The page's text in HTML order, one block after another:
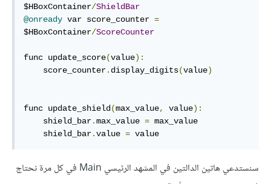
$HBoxContainer/ShieldBar
@onready var score_counter =
$HBoxContainer/ScoreCounter
func update_score(value):
    score_counter
. display_digits(value)
func update_shield(max_value, value):
    shield_bar
.max_value = max_value
    shield_bar
.value = value
سنستدعي هاتين الدالتين في المشهد الرئيسي Main في كل مرة نحتاج